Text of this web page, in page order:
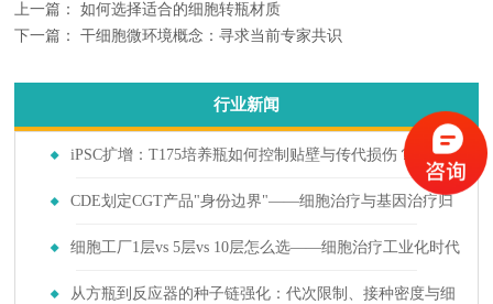
上一篇：如何选择适合的细胞转瓶材质
下一篇：干细胞微环境概念：寻求当前专家共识
行业新闻
iPSC扩增：T175培养瓶如何控制贴壁与传代损伤？
CDE划定CGT产品"身份边界"——细胞治疗与基因治疗归
入不同监管轨道后上游培养耗材需求如何分化
细胞工厂1层vs 5层vs 10层怎么选——细胞治疗工业化时代
的选择指南
从方瓶到反应器的种子链强化：代次限制、接种密度与细